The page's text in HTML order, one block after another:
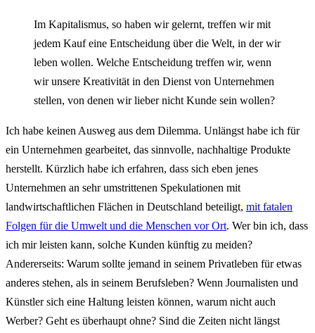
Im Kapitalismus, so haben wir gelernt, treffen wir mit
jedem Kauf eine Entscheidung über die Welt, in der wir
leben wollen. Welche Entscheidung treffen wir, wenn
wir unsere Kreativität in den Dienst von Unternehmen
stellen, von denen wir lieber nicht Kunde sein wollen?
Ich habe keinen Ausweg aus dem Dilemma. Unlängst habe ich für
ein Unternehmen gearbeitet, das sinnvolle, nachhaltige Produkte
herstellt. Kürzlich habe ich erfahren, dass sich eben jenes
Unternehmen an sehr umstrittenen Spekulationen mit
landwirtschaftlichen Flächen in Deutschland beteiligt, mit fatalen
Folgen für die Umwelt und die Menschen vor Ort. Wer bin ich, dass
ich mir leisten kann, solche Kunden künftig zu meiden?
Andererseits: Warum sollte jemand in seinem Privatleben für etwas
anderes stehen, als in seinem Berufsleben? Wenn Journalisten und
Künstler sich eine Haltung leisten können, warum nicht auch
Werber? Geht es überhaupt ohne? Sind die Zeiten nicht längst